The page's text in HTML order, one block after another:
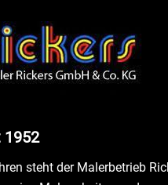
1952
steht der Malerbetrieb